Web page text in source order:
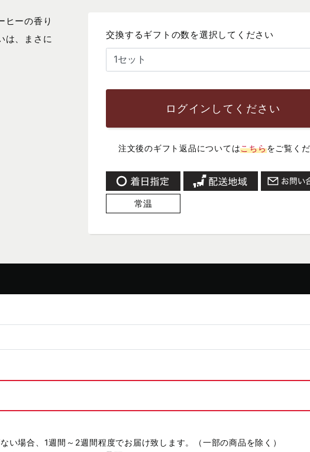
交換するギフトの数を選択してください
ログインしてください
注文後のギフト返品についてはこちらをご覧く
常温
ヒーの香り
は、まさに
い場合、1週間～2週間程度でお届け致します。（一部の商品を除く）